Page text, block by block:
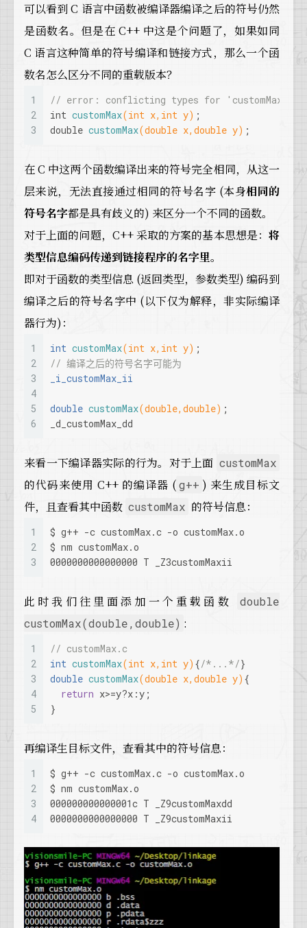
可以看到 C 语言中函数被编译器编译之后的符号仍然
是函数名。但是在 C++ 中这是个问题了，如果如同
C 语言这种简单的符号编译和链接方式，那么一个函
数名怎么区分不同的重载版本？
1
2
3
// error: conflicting types for 'customMax'
int customMax(int x, int y) ;
double customMax(double x, double y) ;
在 C 中这两个函数编译出来的符号完全相同，从这一
层来说，无法直接通过相同的符号名字 (本身相同的
符号名字都是具有歧义的) 来区分一个不同的函数。
对于上面的问题，C++ 采取的方案的基本思想是： 将
类型信息编码传递到链接程序的名字里。
即对于函数的类型信息 (返回类型，参数类型) 编码到
编译之后的符号名字中 (以下仅为解释，非实际编译
器行为)：
1
2
3
4
5
6
int customMax(int x, int y) ;
// 编译之后的符号名字可能为
_i_customMax_ii
double customMax(double, double) ;
_d_customMax_dd
来看一下编译器实际的行为。对于上面 customMax
的代码来使用 C++ 的编译器 (g++ ) 来生成目标文
件，且查看其中函数 customMax 的符号信息：
1
2
3
$ g++ -c customMax.c -o customMax.o
$ nm customMax.o
0000000000000000 T _Z3customMaxii
此时我们往里面添加一个重载函数
double
customMax(double,double) :
1
2
3
4
5
// customMax.c
int customMax(int x, int y) {/*...*/}
double customMax(double x, double y) {
return x>=y?x:y;
}
再编译生目标文件，查看其中的符号信息：
1
2
3
4
$ g++ -c customMax.c -o customMax.o
$ nm customMax.o
000000000000001c T _Z9customMaxdd
0000000000000000 T _Z9customMaxii